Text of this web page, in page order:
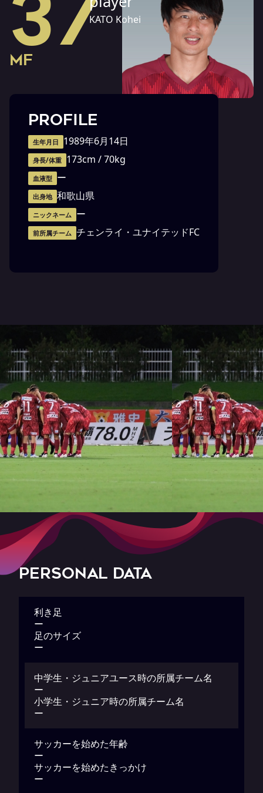
37KATO Kohei
MF
PROFILE
生年月日 1989年6月14日
身長/体重 173cm / 70kg
血液型 ー
出身地 和歌山県
ニックネーム ー
前所属チーム チェンライ・ユナイテッドFC
PERSONAL DATA
利き足
ー
足のサイズ
ー
中学生・ジュニアユース時の所属チーム名
ー
小学生・ジュニア時の所属チーム名
ー
サッカーを始めた年齢
ー
サッカーを始めたきっかけ
ー